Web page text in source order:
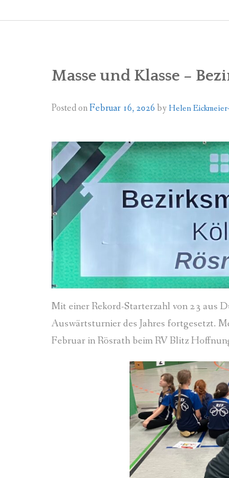
Masse und Klasse –
Posted onFebruar 16, 2026by Helen
Mit einer Rekord-Starterzahl von 23 aus
Auswärtsturnier des Jahres fortgesetzt.
Februar in Rösrath beim RV Blitz